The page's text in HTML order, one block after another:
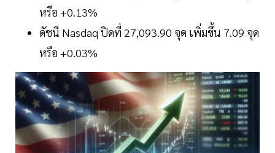
หรือ +0.13%
ดัชนี Nasdaq ปิดที่ 27,093.90 จุด เพิ่มขึ้น 7.09 จุด
หรือ +0.03%